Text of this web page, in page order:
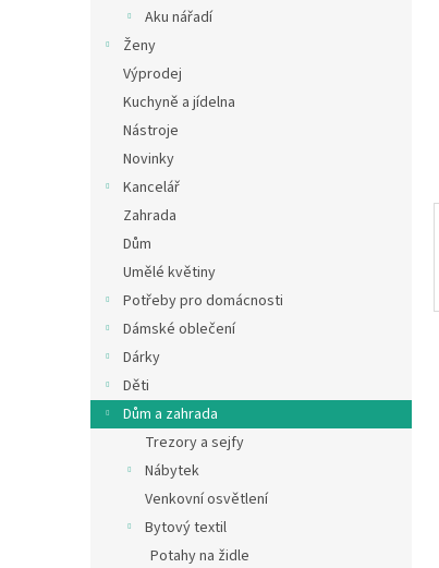
Aku nářadí
Ženy
Výprodej
Kuchyně a jídelna
Nástroje
Novinky
Kancelář
Zahrada
Dům
Umělé květiny
Potřeby pro domácnosti
Dámské oblečení
Dárky
Děti
Dům a zahrada
Trezory a sejfy
Nábytek
Venkovní osvětlení
Bytový textil
Potahy na židle